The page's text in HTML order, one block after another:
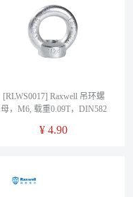
[RLWS0017] Raxwell 吊环螺
母，M6, 载重0.09T，DIN582
¥4.90